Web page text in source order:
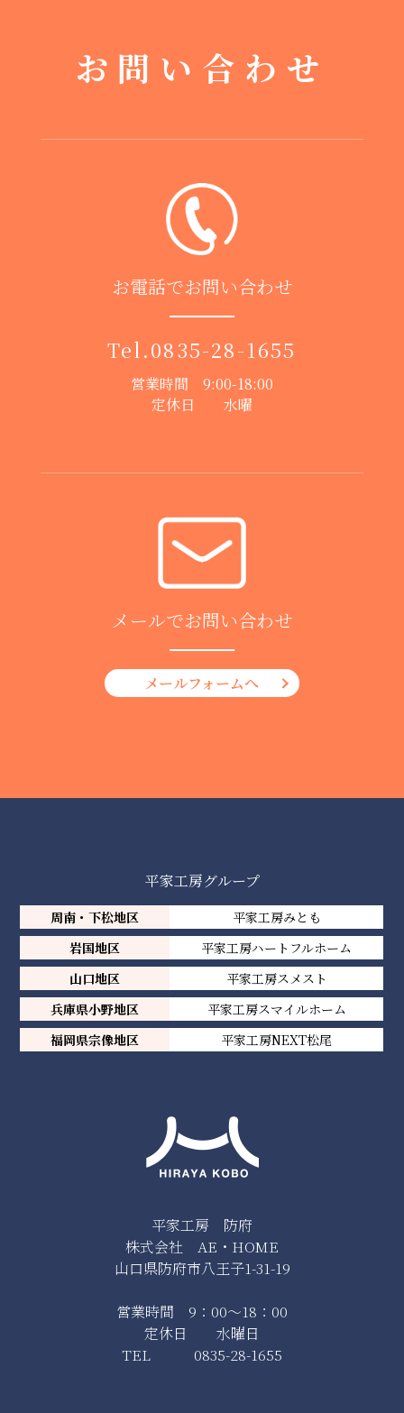
お問い合わせ
お電話でお問い合わせ
Tel.0835-28-1655
営業時間 9:00-18:00
定休日 水曜
メールでお問い合わせ
メールフォームへ
平家工房 防府
株式会社 AE・HOME
山口県防府市八王子1-31-19
営業時間 9：00～18：00
定休日 水曜日
TEL 0835-28-1655
平家工房グループ
周南・下松地区
平家工房みとも
岩国地区
平家工房ハートフルホーム
山口地区
平家工房スメスト
兵庫県小野地区
平家工房スマイルホーム
福岡県宗像地区
平家工房NEXT松尾